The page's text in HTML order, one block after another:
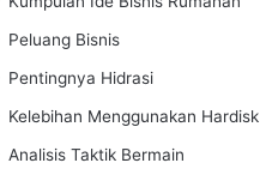
Peluang Bisnis
Pentingnya Hidrasi
Kelebihan Menggunakan Hardisk
Analisis Taktik Bermain